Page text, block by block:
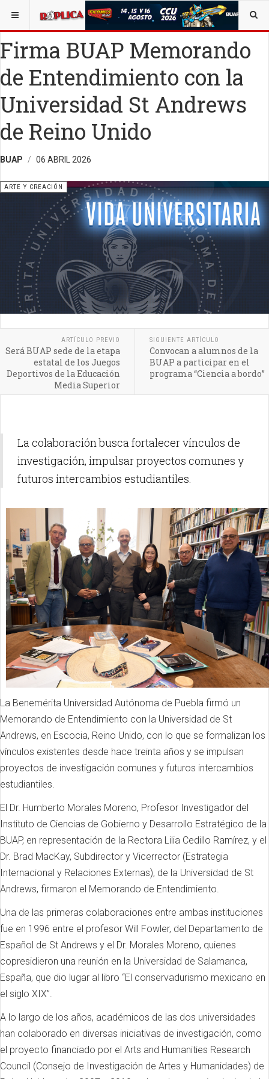
ESTÁ AQUÍ: ARTE OPINIÓN RÉPLICA
Firma BUAP Memorando
de Entendimiento con la
Universidad St Andrews
de Reino Unido
BUAP 06 ABRIL 2026
ARTE Y CREACIÓN
ARTÍCULO PREVIO
Será BUAP sede de la etapa
estatal de los Juegos
Deportivos de la Educación
Media Superior
SIGUIENTE ARTÍCULO
Convocan a alumnos de la
BUAP a participar en el
programa “Ciencia a bordo”
La colaboración busca fortalecer vínculos de
investigación, impulsar proyectos comunes y
futuros intercambios estudiantiles.
La Benemérita Universidad Autónoma de Puebla firmó un
Memorando de Entendimiento con la Universidad de St
Andrews, en Escocia, Reino Unido, con lo que se formalizan los
vínculos existentes desde hace treinta años y se impulsan
proyectos de investigación comunes y futuros intercambios
estudiantiles.
El Dr. Humberto Morales Moreno, Profesor Investigador del
Instituto de Ciencias de Gobierno y Desarrollo Estratégico de la
BUAP, en representación de la Rectora Lilia Cedillo Ramírez, y el
Dr. Brad MacKay, Subdirector y Vicerrector (Estrategia
Internacional y Relaciones Externas), de la Universidad de St
Andrews, firmaron el Memorando de Entendimiento.
Una de las primeras colaboraciones entre ambas instituciones
fue en 1996 entre el profesor Will Fowler, del Departamento de
Español de St Andrews y el Dr. Morales Moreno, quienes
copresidieron una reunión en la Universidad de Salamanca,
España, que dio lugar al libro “El conservadurismo mexicano en
el siglo XIX”.
A lo largo de los años, académicos de las dos universidades
han colaborado en diversas iniciativas de investigación, como
el proyecto financiado por el Arts and Humanities Research
Council (Consejo de Investigación de Artes y Humanidades) de